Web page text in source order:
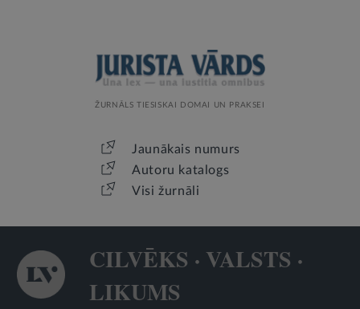
ŽURNĀLS TIESISKAI DOMAI UN PRAKSEI
Jaunākais numurs
Autoru katalogs
Visi žurnāli
CILVĒKS · VALSTS ·
LIKUMS